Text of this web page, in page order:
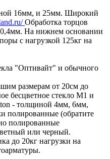
16мм, и 25мм. Широкий
Обработка торцов
На нижнем основании
с нагрузкой 125кг на
"Оптивайт" и обычного
размерам от 20см до
бесцветное стекло М1 и
- толщиной 4мм, 6мм,
(обратите
полированные
или черный.
до 20кг нагрузки на